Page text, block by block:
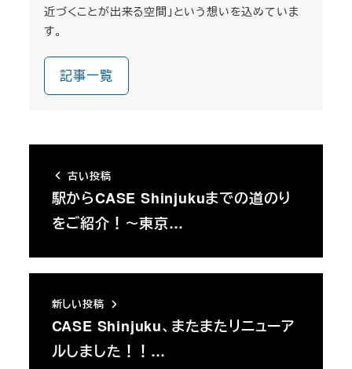
近づくことが出来る空間」という想いを込めていま
す。
記事一覧
古い投稿
駅からCASE Shinjukuまでの道のり
をご紹介！～東京…
新しい投稿
CASE Shinjuku、またまたリニューア
ルしました！！…